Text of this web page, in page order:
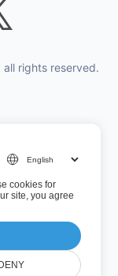
rights reserved.
cookies for
site, you agree
DENY